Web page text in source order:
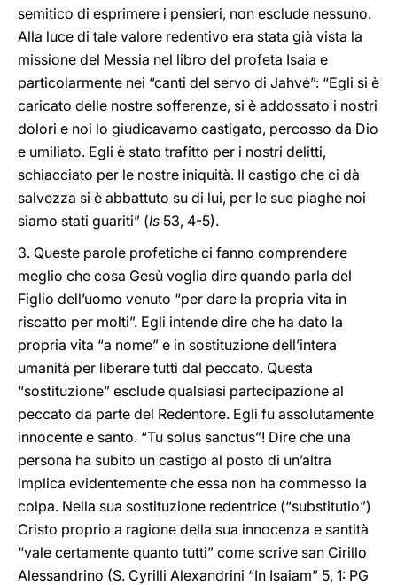
semitico di esprimere i pensieri, non esclude nessuno.
Alla luce di tale valore redentivo era stata già vista la
missione del Messia nel libro del profeta Isaia e
particolarmente nei “canti del servo di Jahvé”: “Egli si è
caricato delle nostre sofferenze, si è addossato i nostri
dolori e noi lo giudicavamo castigato, percosso da Dio
e umiliato. Egli è stato trafitto per i nostri delitti,
schiacciato per le nostre iniquità. Il castigo che ci dà
salvezza si è abbattuto su di lui, per le sue piaghe noi
siamo stati guariti” (Is 53, 4-5).
3. Queste parole profetiche ci fanno comprendere
meglio che cosa Gesù voglia dire quando parla del
Figlio dell’uomo venuto “per dare la propria vita in
riscatto per molti”. Egli intende dire che ha dato la
propria vita “a nome” e in sostituzione dell’intera
umanità per liberare tutti dal peccato. Questa
“sostituzione” esclude qualsiasi partecipazione al
peccato da parte del Redentore. Egli fu assolutamente
innocente e santo. “Tu solus sanctus”! Dire che una
persona ha subito un castigo al posto di un’altra
implica evidentemente che essa non ha commesso la
colpa. Nella sua sostituzione redentrice (“substitutio”)
Cristo proprio a ragione della sua innocenza e santità
“vale certamente quanto tutti” come scrive san Cirillo
Alessandrino (S. Cyrilli Alexandrini “In Isaiam” 5, 1: PG